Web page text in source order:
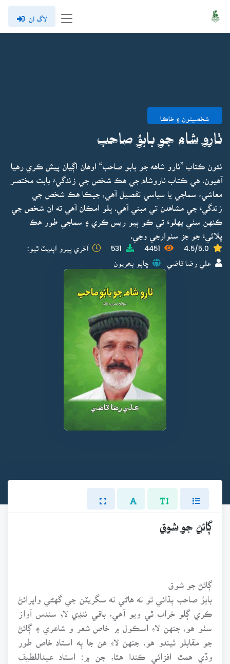
لاگ ان
شخصيتون ۽ خاڪا
ٺارو شاه جو بابوُ صاحب
نئون ڪتاب ”ٺارو شاهه جو بابو صاحب“ اوهان اڳيان پيش ڪري رهيا
آهيون. هي ڪتاب ٺاروشاه جي هڪ شخص جي زندگيءَ بابت مختصر
معاشي، سماجي يا سياسي تفصيل آهي، جيڪا هڪ شخص جي
زندگيءَ جي مشاهدن تي مبني آهي. ڀلو امڪان آهي ته ان شخص جي
ڪنهن سٺي پهلوءَ تي ڪو ٻيو ريس ڪري ۽ سماجي طور هڪ
ڀلائيءَ جو جز سنوارجي وڃي.
4.5/5.0
4451
531 آخري ڀيرو اپڊيٽ ٿيو:
علي رضا قاضي ڇاپو پھريون
ڳائڻ جو شوق
ڳائڻ جو شوق
بابوُ صاحب ٻڌائي ٿو ته هاڻي ته سگريٽن جي گهڻي واپرائڻ
ڪري ڳلو خراب ٿي ويو آهي، باقي ننڍي لاءِ سندس آواز
سٺو هو، جنهن لاءِ اسڪول ۾ خاص شعر و شاعري ۽ ڳائڻ
جو مقابلو ٿيندو هو، جنهن لاءِ هن جا ٻه استاد خاص طور
وڏي همٿ افزائي ڪندا هئا، جن ۾: استاد عبداللطيف